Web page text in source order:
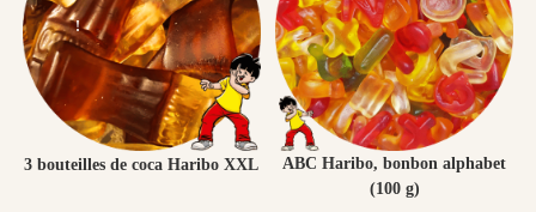
!
3 bouteilles de coca Haribo XXL
ABC Haribo, bonbon alphabet
(100 g)